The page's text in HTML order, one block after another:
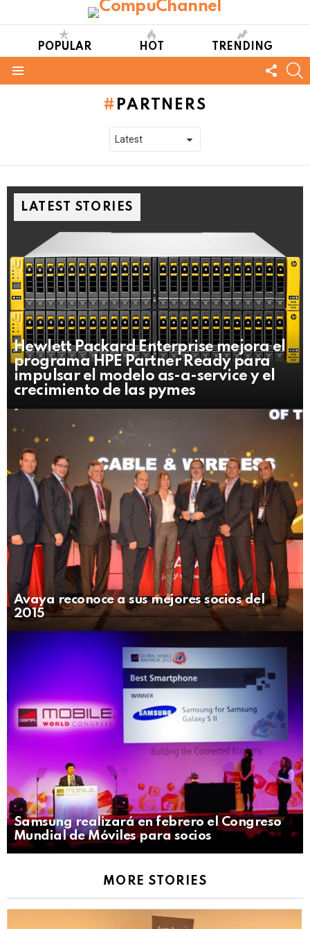
POPULAR HOT TRENDING
US
PARTNERS
LATEST STORIES
Hewlett Packard Enterprise mejora el
programa HPE Partner Ready para
impulsar el modelo as-a-service y el
crecimiento de las pymes
Avaya reconoce a sus mejores socios del
2015
Samsung realizará en febrero el Congreso
Mundial de Móviles para socios
MORE STORIES